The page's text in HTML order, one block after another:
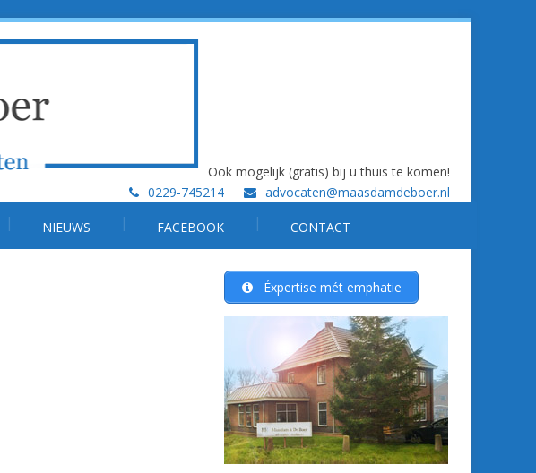
Ook mogelijk (gratis) bij u thuis te komen!
0229-745214
advocaten@maasdamdeboer.nl
NIEUWS FACEBOOK CONTACT
Éxpertise mét emphatie